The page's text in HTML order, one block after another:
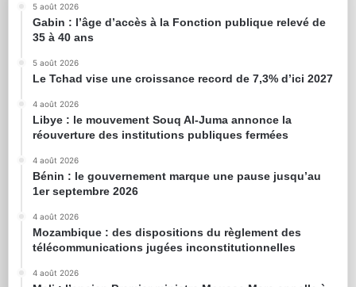
5 août 2026
Gabin : l’âge d’accès à la Fonction publique relevé de
35 à 40 ans
5 août 2026
Le Tchad vise une croissance record de 7,3% d’ici 2027
4 août 2026
Libye : le mouvement Souq Al-Juma annonce la
réouverture des institutions publiques fermées
4 août 2026
Bénin : le gouvernement marque une pause jusqu’au
1er septembre 2026
4 août 2026
Mozambique : des dispositions du règlement des
télécommunications jugées inconstitutionnelles
4 août 2026